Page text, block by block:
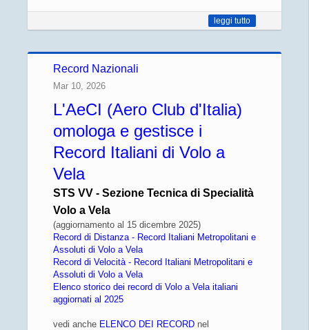
leggi tutto
Record Nazionali
Mar 10, 2026
L'AeCI (Aero Club d'Italia)
omologa e gestisce i
Record Italiani di Volo a
Vela
STS VV - Sezione Tecnica di Specialità
Volo a Vela
(aggiornamento al 15 dicembre 2025)
Record di Distanza - Record Italiani Metropolitani e
Assoluti di Volo a Vela
Record di Velocità - Record Italiani Metropolitani e
Assoluti di Volo a Vela
Elenco storico dei record di Volo a Vela italiani
aggiornati al 2025
vedi anche ELENCO DEI RECORDnel